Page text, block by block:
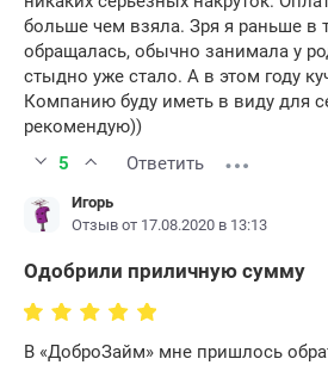
больше чем взяла. Зря я раньше в
обращалась, обычно занимала у
стыдно уже стало. А в этом году
Компанию буду иметь в виду для
рекомендую))
5
Ответить
Игорь
Отзыв от 17.08.2020 в 13:13
Одобрили приличную сумму
В «ДоброЗайм» мне пришлось